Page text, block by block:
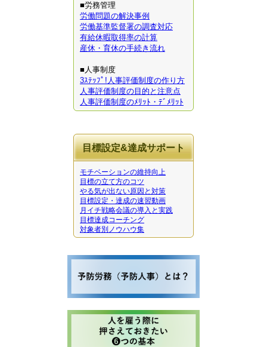
■労務管理
労働問題の解決事例
労働基準監督署の調査対応
有給休暇取得率の計算
産休・育休の手続き流れ
■人事制度
3ｽﾃｯﾌﾟ!人事評価制度の作り方
人事評価制度の目的と注意点
人事評価制度のﾒﾘｯﾄ・ﾃﾞﾒﾘｯﾄ
目標設定&達成サポート
モチベーションの維持向上
目標の立て方のコツ
やる気が出ない原因と対策
目標設定・達成の速習動画
月イチ戦略会議の導入と実践
目標達成コーチング
対象者別ノウハウ集